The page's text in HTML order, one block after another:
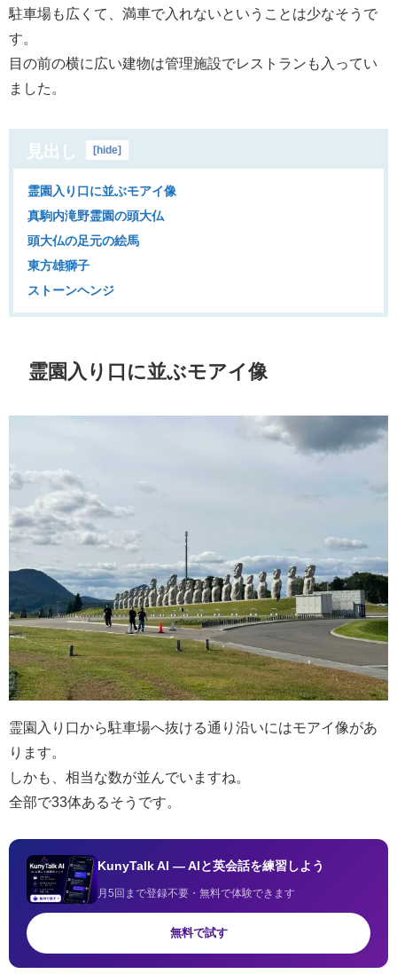
駐車場も広くて、満車で入れないということは少なそうで
す。
目の前の横に広い建物は管理施設でレストランも入ってい
ました。
見出し [hide]
霊園入り口に並ぶモアイ像
真駒内滝野霊園の頭大仏
頭大仏の足元の絵馬
東方雄獅子
ストーンヘンジ
霊園入り口に並ぶモアイ像
霊園入り口から駐車場へ抜ける通り沿いにはモアイ像があ
ります。
しかも、相当な数が並んでいますね。
全部で33体あるそうです。
KunyTalk AI — AIと英会話を練習しよう
月5回まで登録不要・無料で体験できます
無料で試す